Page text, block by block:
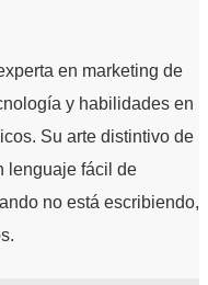
en marketing de
y habilidades en
Su arte distintivo de
lenguaje fácil de
no está escribiendo,